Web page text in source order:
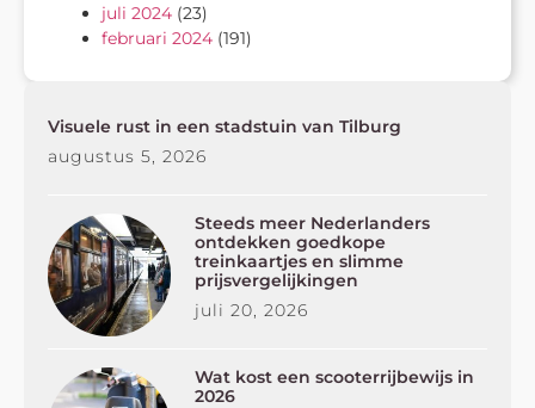
juli 2024 (23)
februari 2024 (191)
Visuele rust in een stadstuin van Tilburg
augustus 5, 2026
Steeds meer Nederlanders
ontdekken goedkope
treinkaartjes en slimme
prijsvergelijkingen
juli 20, 2026
Wat kost een scooterrijbewijs in
2026